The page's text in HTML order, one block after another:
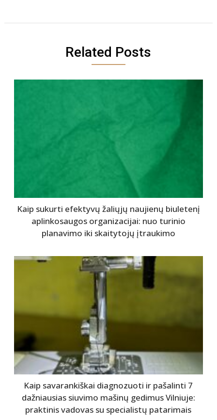
Related Posts
Kaip sukurti efektyvų žaliųjų naujienų biuletenį
aplinkosaugos organizacijai: nuo turinio
planavimo iki skaitytojų įtraukimo
Kaip savarankiškai diagnozuoti ir pašalinti 7
dažniausias siuvimo mašinų gedimus Vilniuje:
praktinis vadovas su specialistų patarimais